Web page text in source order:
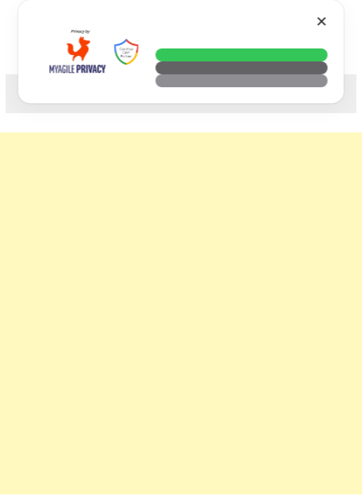
科技. 生活. 攝影.
✕